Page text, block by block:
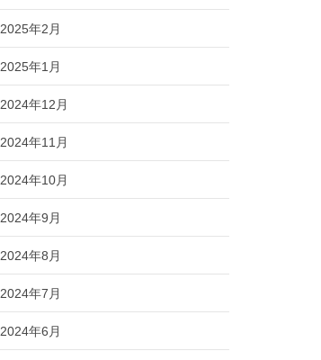
2025年2月
2025年1月
2024年12月
2024年11月
2024年10月
2024年9月
2024年8月
2024年7月
2024年6月